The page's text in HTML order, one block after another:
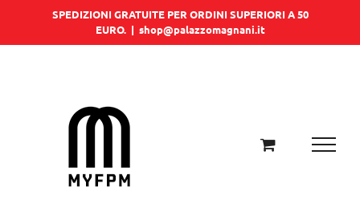
SPEDIZIONI GRATUITE PER ORDINI SUPERIORI A 50
EURO. | shop@palazzomagnani.it